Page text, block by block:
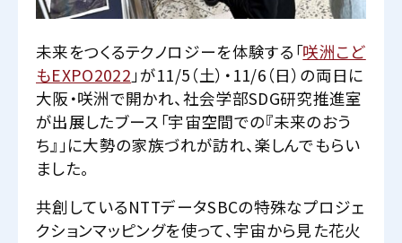
未来をつくるテクノロジーを体験する「咲洲こど
もEXPO2022 」が11/5（土）・11/6（日）の両日に
大阪・咲洲で開かれ、社会学部SDG研究推進室
が出展したブース「宇宙空間での『未来のおう
ち』」に大勢の家族づれが訪れ、楽しんでもらい
ました。
共創しているNTTデータSBCの特殊なプロジェ
クションマッピングを使って、宇宙から見た花火